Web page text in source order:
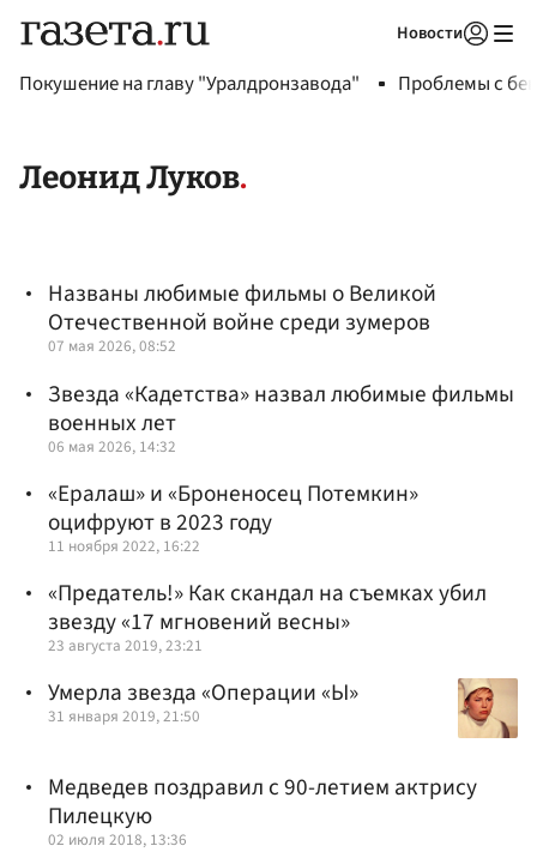
Новости
Покушение на главу "Уралдронзавода" Проблемы с
Леонид Луков
Названы любимые фильмы о Великой
Отечественной войне среди зумеров
07 мая 2026, 08:52
Звезда «Кадетства» назвал любимые фильмы
военных лет
06 мая 2026, 14:32
«Ералаш» и «Броненосец Потемкин»
оцифруют в 2023 году
11 ноября 2022, 16:22
«Предатель!» Как скандал на съемках убил
звезду «17 мгновений весны»
23 августа 2019, 23:21
Умерла звезда «Операции «Ы»
31 января 2019, 21:50
Медведев поздравил с 90-летием актрису
Пилецкую
02 июля 2018, 13:36